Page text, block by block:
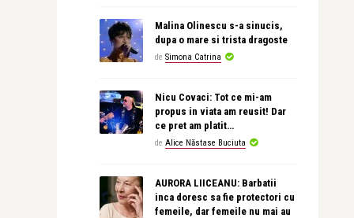
Malina Olinescu s-a sinucis,
dupa o mare si trista dragoste
de Simona Catrina
Nicu Covaci: Tot ce mi-am
propus in viata am reusit! Dar
ce pret am platit…
de Alice Năstase Buciuta
AURORA LIICEANU: Barbatii
inca doresc sa fie protectori cu
femeile, dar femeile nu mai au